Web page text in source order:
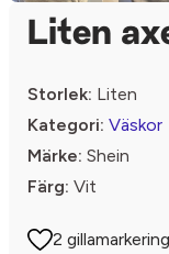
Liten
Storlek: Liten
Kategori: Väskor
Märke: Shein
Färg: Vit
2